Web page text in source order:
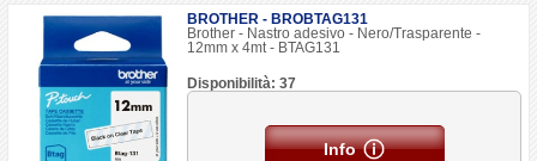
BROTHER - BROBTAG131
Brother - Nastro adesivo - Nero/Trasparente -
12mm x 4mt - BTAG131
Disponibilità: 37
Info